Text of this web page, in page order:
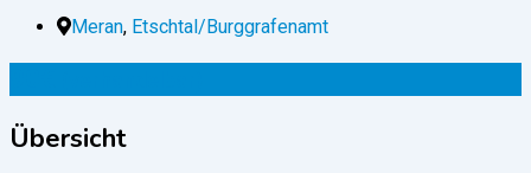
Meran, Etschtal/Burggrafenamt
Übersicht